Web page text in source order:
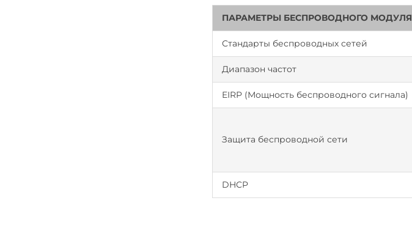
ПАРАМЕТРЫ БЕСПРОВОДНОГО МОДУЛЯ
Стандарты беспроводных сетей
Диапазон частот
EIRP (Мощность беспроводного сигнала)
Защита беспроводной сети
DHCP